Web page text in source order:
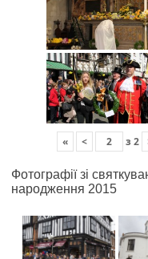
« < з 2
Фотографії зі
народження 2015